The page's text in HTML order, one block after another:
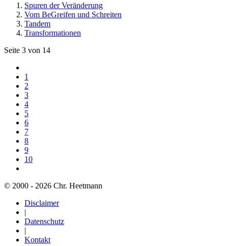
Spuren der Veränderung
Vom BeGreifen und Schreiten
Tandem
Transformationen
Seite 3 von 14
1
2
3
4
5
6
7
8
9
10
© 2000 - 2026 Chr. Heetmann
Disclaimer
|
Datenschutz
|
Kontakt